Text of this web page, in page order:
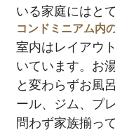
いる家庭にはと
コンドミニアム内
室内はレイアウ
いています。お
と変わらずお風
ール、ジム、プ
問わず家族揃っ